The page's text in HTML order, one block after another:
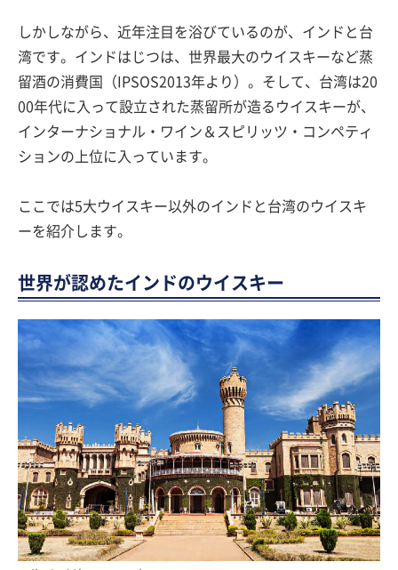
しかしながら、近年注目を浴びているのが、インドと台
湾です。インドはじつは、世界最大のウイスキーなど蒸
留酒の消費国（IPSOS2013年より）。そして、台湾は20
00年代に入って設立された蒸留所が造るウイスキーが、
インターナショナル・ワイン＆スピリッツ・コンペティ
ションの上位に入っています。
ここでは5大ウイスキー以外のインドと台湾のウイスキ
ーを紹介します。
世界が認めたインドのウイスキー